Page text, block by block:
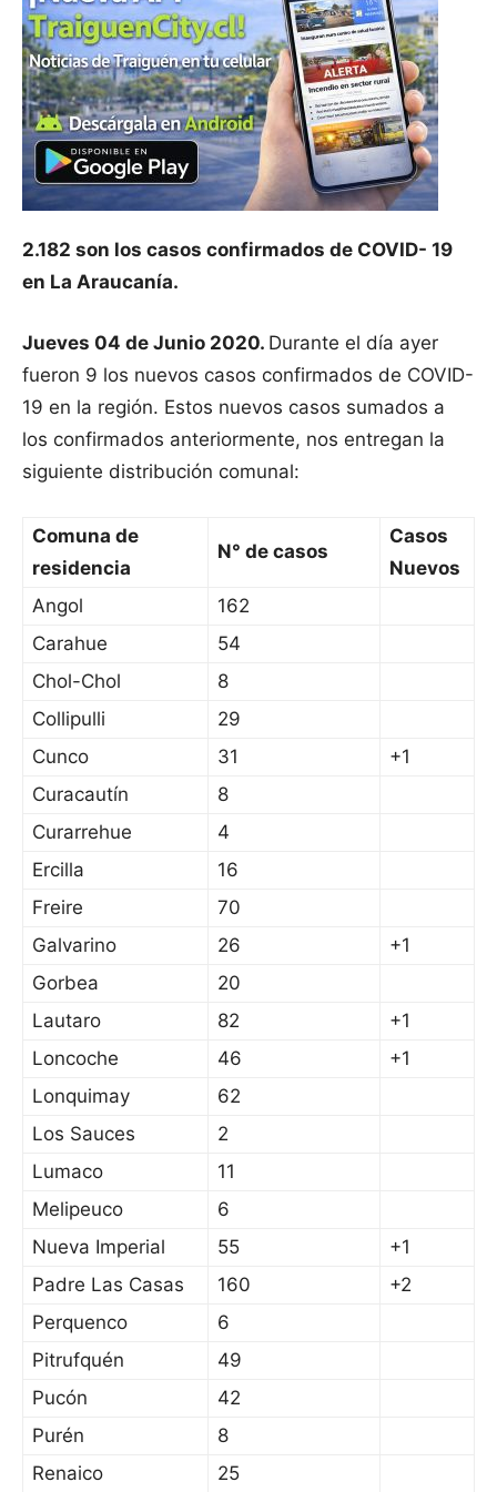
2.182 son los casos confirmados de COVID- 19
en La Araucanía.
Jueves 04 de Junio 2020. Durante el día ayer
fueron 9 los nuevos casos confirmados de COVID-
19 en la región. Estos nuevos casos sumados a
los confirmados anteriormente, nos entregan la
siguiente distribución comunal:
Comuna de
residencia
N° de casos
Casos
Nuevos
Angol
162
Carahue
54
Chol-Chol
8
Collipulli
29
Cunco
31
+1
Curacautín
8
Curarrehue
4
Ercilla
16
Freire
70
Galvarino
26
+1
Gorbea
20
Lautaro
82
+1
Loncoche
46
+1
Lonquimay
62
Los Sauces
2
Lumaco
11
Melipeuco
6
Nueva Imperial
55
+1
Padre Las Casas
160
+2
Perquenco
6
Pitrufquén
49
Pucón
42
Purén
8
Renaico
25